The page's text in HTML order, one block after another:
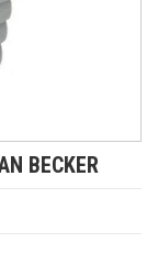
BECKER